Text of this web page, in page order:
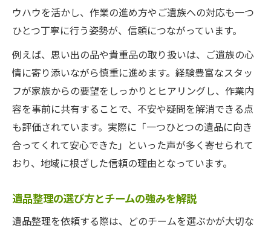
ウハウを活かし、作業の進め方やご遺族への対応も一つ
ひとつ丁寧に行う姿勢が、信頼につながっています。
例えば、思い出の品や貴重品の取り扱いは、ご遺族の心
情に寄り添いながら慎重に進めます。経験豊富なスタッ
フが家族からの要望をしっかりとヒアリングし、作業内
容を事前に共有することで、不安や疑問を解消できる点
も評価されています。実際に「一つひとつの遺品に向き
合ってくれて安心できた」といった声が多く寄せられて
おり、地域に根ざした信頼の理由となっています。
遺品整理の選び方とチームの強みを解説
遺品整理を依頼する際は、どのチームを選ぶかが大切な